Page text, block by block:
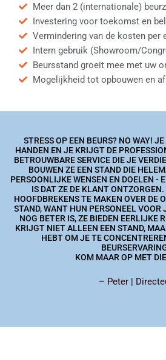
Meer dan 2 (internationale)
Investering voor toekomst en
Vermindering van de kosten per
Intern gebruik (Showroom/
Beursstand groeit mee met uw
Mogelijkheid tot opbouwen en
STRESS OP EEN BEURS? NO WAY!
HANDEN EN JE KRIJGT DE
BETROUWBARE SERVICE DIE JE
BOUWEN ZE EEN STAND DIE
PERSOONLIJKE WENSEN EN DOELEN -
IS DAT ZE DE KLANT
HOOFDBREKENS TE MAKEN OVER DE
STAND, WANT HUN PERSONEEL VOOR
NOG BETER IS, ZE BIEDEN EERLIJKE
KRIJGT NIET ALLEEN EEN STAND,
HEBT OM JE TE
KOM MAAR OP MET
– Peter |